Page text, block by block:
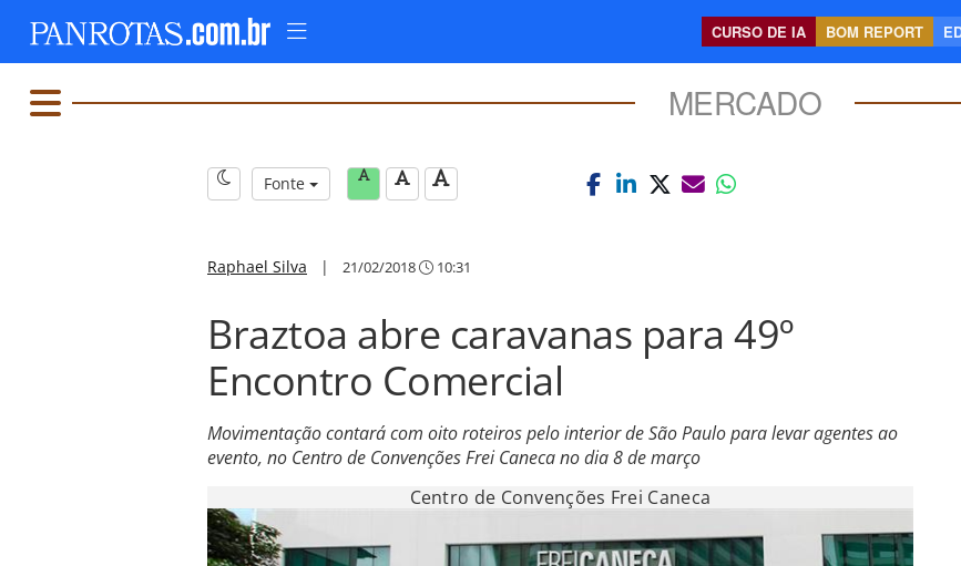
CURSO DE IA BOM REPORT
MERCADO
Fonte
Raphael Silva | 21/02/2018 10:31
Braztoa abre caravanas para 49º
Encontro Comercial
Movimentação contará com oito roteiros pelo interior de São Paulo para levar agentes ao
evento, no Centro de Convenções Frei Caneca no dia 8 de março
Centro de Convenções Frei Caneca